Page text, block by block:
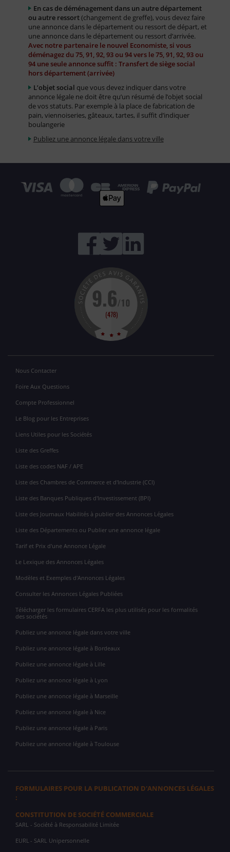
En cas de déménagement dans un autre département
ou autre ressort(changement de greffe), vous devez faire
une annonce dans le département ou ressort de départ, et
une annonce dans le département ou ressort d’arrivée.
Avec notre partenaire le nouvel Economiste, si vous
déménagez du 75, 91, 92, 93 ou 94 vers le 75, 91, 92, 93 ou
94 une seule annonce suffit : Transfert de siège social
hors département (arrivée)
L’objet social que vous devez indiquer dans votre
annonce légale ne doit être qu’un résumé de l’objet social
de vos statuts. Par exemple à la place de fabrication de
pain, viennoiseries, gâteaux, tartes, il suffit d’indiquer
boulangerie
Publiez une annonce légale dans votre ville
Nous Contacter
Foire Aux Questions
Compte Professionnel
Le Blog pour les Entreprises
Liens Utiles pour les Sociétés
Liste des Greffes
Liste des codes NAF / APE
Liste des Chambres de Commerce et d'Industrie (CCI)
Liste des Banques Publiques d'Investissement (BPI)
Liste des Journaux Habilités à publier des Annonces Légales
Liste des Départements ou Publier une annonce légale
Tarif et Prix d'une Annonce Légale
Le Lexique des Annonces Légales
Modèles et Exemples d'Annonces Légales
Consulter les Annonces Légales Publiées
Télécharger les formulaires CERFA les plus utilisés pour les formalités
des sociétés
Publiez une annonce légale dans votre ville
Publiez une annonce légale à Bordeaux
Publiez une annonce légale à Lille
Publiez une annonce légale à Lyon
Publiez une annonce légale à Marseille
Publiez une annonce légale à Nice
Publiez une annonce légale à Paris
Publiez une annonce légale à Toulouse
FORMULAIRES POUR LA PUBLICATION D'ANNONCES LÉGALES
:
CONSTITUTION DE SOCIÉTÉ COMMERCIALE
SARL - Société à Responsabilité Limitée
EURL - SARL Unipersonnelle